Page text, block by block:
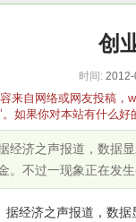
创
时间:
来自网络或网友投稿，
。如果你对本站有什么
经济之声报道，数据
。不过一现象正在发
济之声报道，数据显